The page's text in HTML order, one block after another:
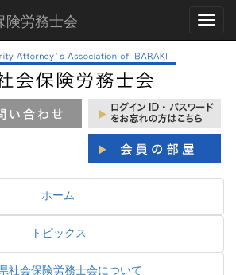
険労務士会
ホーム
トピックス
社会保険労務士会について